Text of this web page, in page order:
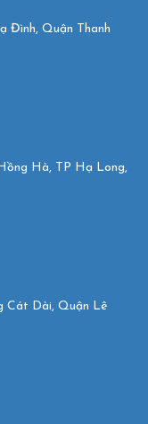
Đình, Quận Thanh
Hà, TP Hạ Long,
Cát Dài, Quận Lê